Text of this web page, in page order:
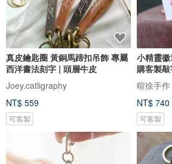
真皮鑰匙圈 黃銅馬蹄扣吊飾 專屬
西洋書法刻字 | 頭層牛皮
Joey.catligraphy
NT$ 559
可客製
小精靈
購客製
暄徐手作
NT$ 740
可客製